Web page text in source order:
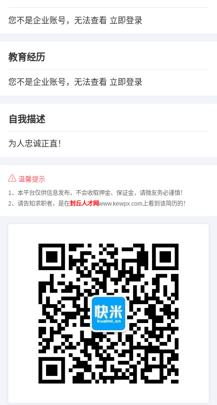
您不是企业账号，无法查看 立即登录
教育经历
您不是企业账号，无法查看 立即登录
自我描述
为人忠诚正直！
温馨提示
1、本平台仅供信息发布，不会收取押金、保证金，请微友务必谨慎！
2、请告知求职者，是在封丘人才网www.kewpx.com上看到该简历的！